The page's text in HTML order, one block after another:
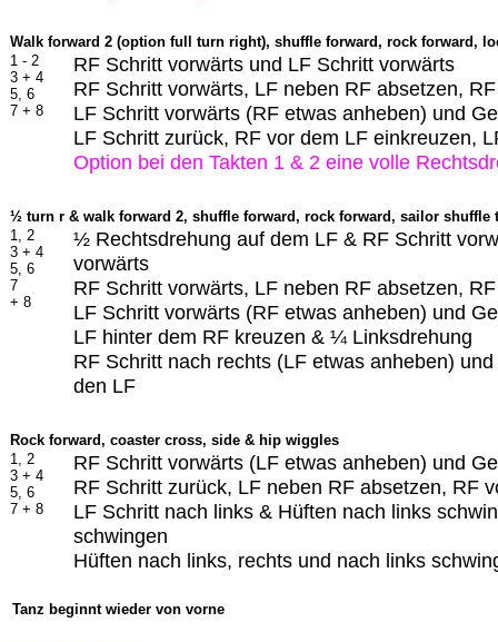
Walk forward 2 (option full turn right), shuffle forward, rock forward,
1 - 2
3 + 4
5, 6
7 + 8
RF Schritt vorwärts und LF Schritt vorwärts
RF Schritt vorwärts, LF neben RF absetzen,
LF Schritt vorwärts (RF etwas anheben) und
LF Schritt zurück, RF vor dem LF einkreuzen,
Option bei den Takten 1 & 2 eine volle
½ turn r & walk forward 2, shuffle forward, rock forward, sailor
1, 2
3 + 4
5, 6
7
+ 8
½ Rechtsdrehung auf dem LF & RF Schritt
vorwärts
RF Schritt vorwärts, LF neben RF absetzen,
LF Schritt vorwärts (RF etwas anheben) und
LF hinter dem RF kreuzen & ¼ Linksdrehung
RF Schritt nach rechts (LF etwas anheben)
den LF
Rock forward, coaster cross, side & hip wiggles
1, 2
3 + 4
5, 6
7 + 8
RF Schritt vorwärts (LF etwas anheben) und
RF Schritt zurück, LF neben RF absetzen, RF
LF Schritt nach links & Hüften nach links
schwingen
Hüften nach links, rechts und nach links
Tanz beginnt wieder von vorne